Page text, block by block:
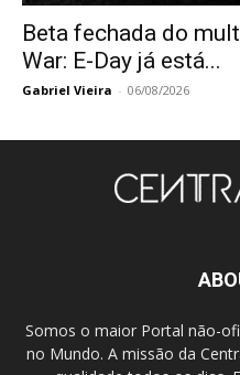
Beta fechada do
War: E-Day já está...
Gabriel Vieira - 06/08/2026
Somos o maior Portal não-
no Mundo. A missão da